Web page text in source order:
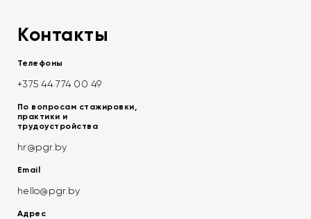
Контакты
Телефоны
+375 44 774 00 49
По вопросам стажировки,
практики и
трудоустройства
hr@pgr.by
Email
hello@pgr.by
Адрес